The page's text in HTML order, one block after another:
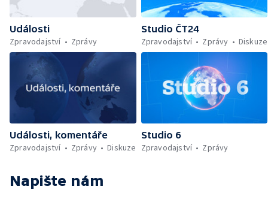
Události
Zpravodajství
Zprávy
Studio ČT24
Zpravodajství
Zprávy Diskuze
Události, komentáře
Zpravodajství
Zprávy Diskuze
Studio 6
Zpravodajství
Zprávy
Napište nám